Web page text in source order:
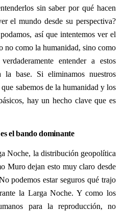
sin saber por qué hacen
el mundo desde su perspectiva?
así que intentemos ver el
no como la humanidad, sino como
entender a estos
la base. Si eliminamos nuestros
sabemos de la humanidad y los
hay un hecho clave que es
el bando dominante
Noche, la distribución geopolítica
Muro dejan esto muy claro desde
podemos estar seguros qué trajo
la Larga Noche. Y como los
para la reproducción, no